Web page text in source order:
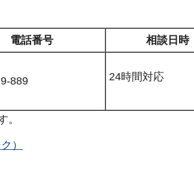
電話番号
相談日時
889 24時間対応
。
）